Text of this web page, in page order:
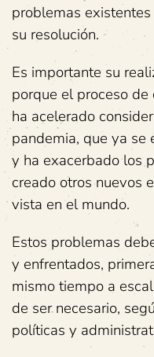
problemas
su resolución.
Es importante su
porque el proceso
ha acelerado
pandemia, que ya se
y ha exacerbado los
creado otros nuevos
vista en el mundo.
Estos problemas
y enfrentados,
mismo tiempo a
de ser necesario,
políticas y